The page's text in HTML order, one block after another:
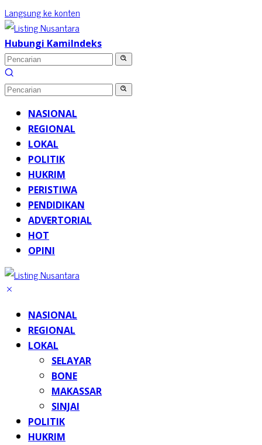
Langsung ke konten
Hubungi KamiIndeks
NASIONAL
REGIONAL
LOKAL
POLITIK
HUKRIM
PERISTIWA
PENDIDIKAN
ADVERTORIAL
HOT
OPINI
NASIONAL
REGIONAL
LOKAL
SELAYAR
BONE
MAKASSAR
SINJAI
POLITIK
HUKRIM